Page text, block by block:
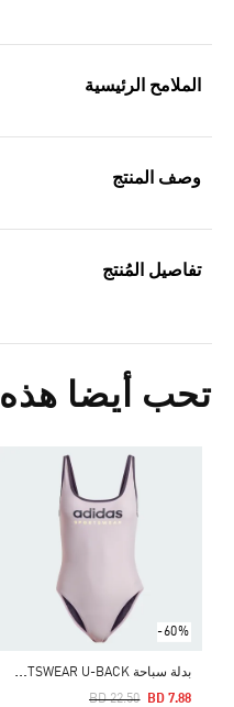
الملامح الرئيسية
وصف المنتج
تفاصيل المُنتج
تحب أيضا هذه
-60%
ب
دلة سباحة SPORTSWEAR U-BACK
Price Reduced From
BD 22.50
To BD 7.88